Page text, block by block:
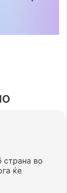
страна во
ќе